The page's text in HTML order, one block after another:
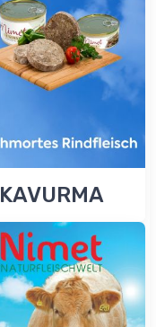
KAVURMA